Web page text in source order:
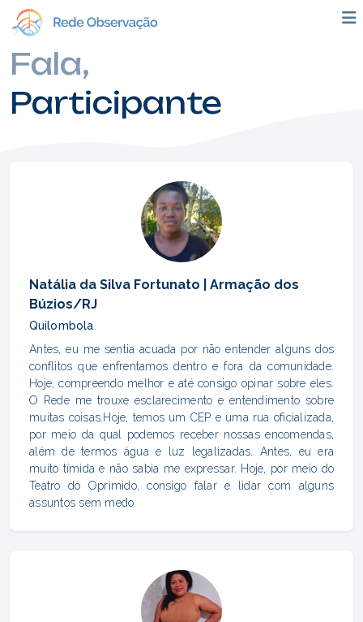
Fala,
Participante
Natália da Silva Fortunato | Armação dos
Búzios/RJ
Quilombola
Antes, eu me sentia acuada por não entender alguns dos
conflitos que enfrentamos dentro e fora da comunidade.
Hoje, compreendo melhor e até consigo opinar sobre eles.
O Rede me trouxe esclarecimento e entendimento sobre
muitas coisas.Hoje, temos um CEP e uma rua oficializada,
por meio da qual podemos receber nossas encomendas,
além de termos água e luz legalizadas. Antes, eu era
muito tímida e não sabia me expressar. Hoje, por meio do
Teatro do Oprimido, consigo falar e lidar com alguns
assuntos sem medo